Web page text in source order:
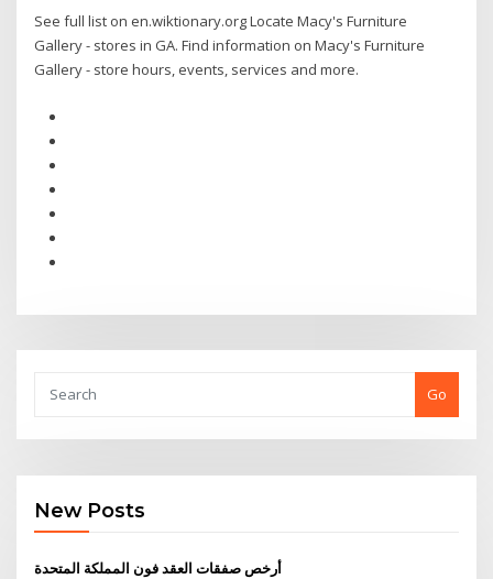
See full list on en.wiktionary.org Locate Macy's Furniture
Gallery - stores in GA. Find information on Macy's Furniture
Gallery - store hours, events, services and more.
Go
New Posts
أرخص صفقات العقد فون المملكة المتحدة